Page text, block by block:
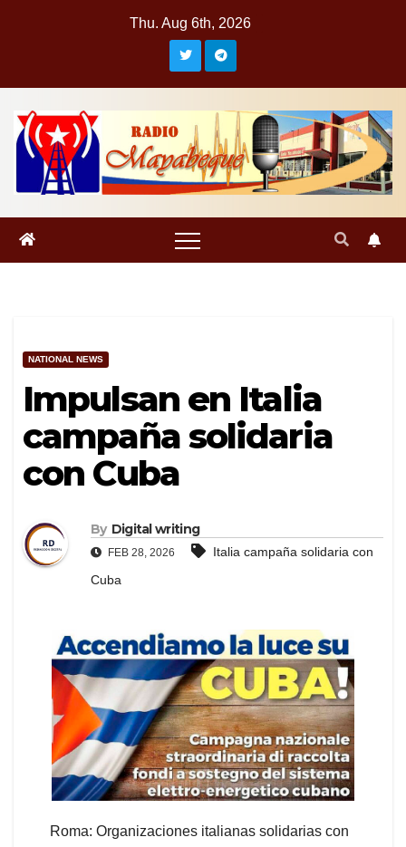
Thu. Aug 6th, 2026
NATIONAL NEWS
Impulsan en Italia
campaña solidaria
con Cuba
By Digital writing
FEB 28, 2026
Italia campaña solidaria con
Cuba
Roma: Organizaciones italianas solidarias con